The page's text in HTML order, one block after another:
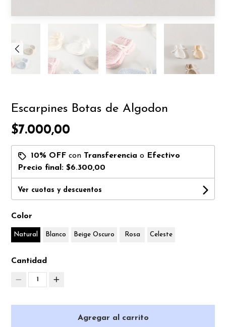
Escarpines Botas de Algodon
$7.000,00
10% OFF con Transferencia o Efectivo
Precio final:$6.300,00
Ver cuotas y descuentos
Color
Natural Blanco Beige Oscuro Rosa Celeste
Cantidad
1
Agregar al carrito